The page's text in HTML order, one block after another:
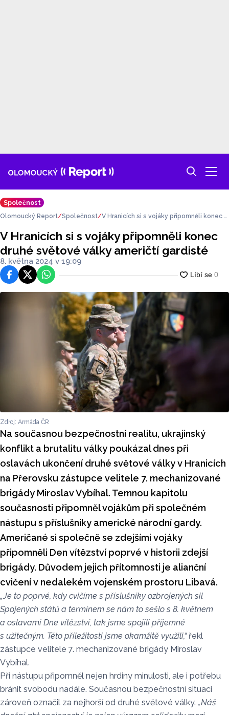
Společnost
Olomoucký Report Společnost V Hranicích si s vojáky připomněli konec d
V Hranicích si s vojáky připomněli konec
druhé světové války američtí gardisté
8. května 2024 v 19:09
FacebookPlatforma X
WhatsApp
Zdroj: Armáda ČR
Na současnou bezpečnostní realitu, ukrajinský
konflikt a brutalitu války poukázal dnes při
oslavách ukončení druhé světové války v Hranicích
na Přerovsku zástupce velitele 7. mechanizované
brigády Miroslav Vybíhal. Temnou kapitolu
současnosti připomněl vojákům při společném
nástupu s příslušníky americké národní gardy.
Američané si společně se zdejšími vojáky
připomněli Den vítězství poprvé v historii zdejší
brigády. Důvodem jejich přítomnosti je alianční
cvičení v nedalekém vojenském prostoru Libavá.
„Je to poprvé, kdy cvičíme s příslušníky ozbrojených sil
Spojených států a termínem se nám to sešlo s 8. květnem
a oslavami Dne vítězství, tak jsme spojili příjemné
s užitečným. Této příležitosti jsme okamžitě využili,“řekl
zástupce velitele 7. mechanizované brigády Miroslav
Vybíhal.
Při nástupu připomněl nejen hrdiny minulosti, ale i potřebu
bránit svobodu nadále. Současnou bezpečnostní situaci
zároveň označil za nejhorší od druhé světové války. „Náš